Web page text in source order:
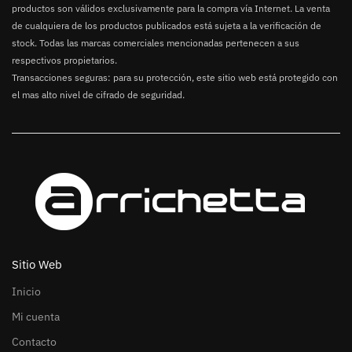
productos son válidos exclusivamente para la compra vía Internet. La venta
de cualquiera de los productos publicados está sujeta a la verificación de
stock. Todas las marcas comerciales mencionadas pertenecen a sus
respectivos propietarios.
Transacciones seguras: para su protección, este sitio web está protegido con
el mas alto nivel de cifrado de seguridad.
Sitio Web
Inicio
Mi cuenta
Contacto